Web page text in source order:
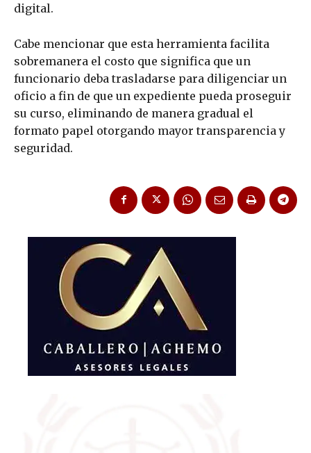
digital.
Cabe mencionar que esta herramienta facilita
sobremanera el costo que significa que un
funcionario deba trasladarse para diligenciar un
oficio a fin de que un expediente pueda proseguir
su curso, eliminando de manera gradual el
formato papel otorgando mayor transparencia y
seguridad.